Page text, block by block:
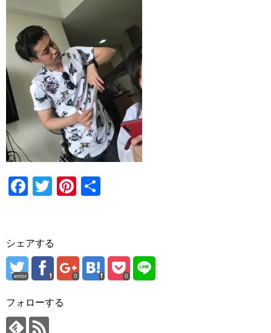
F
e
b
o
o
k
T
er
Pi
st
シェアする
error 0 0
フォローする